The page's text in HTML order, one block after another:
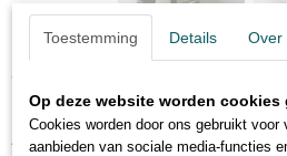
TMNT: 2002 -
Action Figure
Toestemming Details Over
Op deze website worden cookies
Cookies worden door ons gebruikt voor
aanbieden van sociale media-functies